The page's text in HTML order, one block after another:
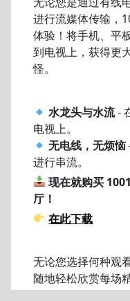
进行流媒体传输，
体验！将手机、平
到电视上，获得更
怪。
水龙头与水流-
电视上。
无电线，无烦恼
进行串流。
现在就购买
厅！
在此下载
无论您选择何种观
随地轻松欣赏每场